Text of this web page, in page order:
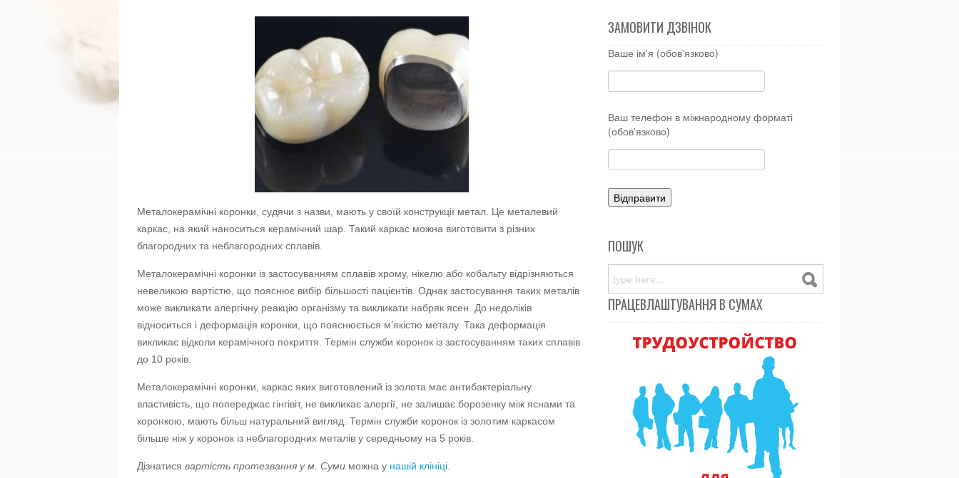
Металокерамічні коронки, судячи з назви, мають у своїй конструкції метал. Це металевий
каркас, на який наноситься керамічний шар. Такий каркас можна виготовити з різних
благородних та неблагородних сплавів.
Металокерамічні коронки із застосуванням сплавів хрому, нікелю або кобальту відрізняються
невеликою вартістю, що пояснює вибір більшості пацієнтів. Однак застосування таких металів
може викликати алергічну реакцію організму та викликати набряк ясен. До недоліків
відноситься і деформація коронки, що пояснюється м’якістю металу. Така деформація
викликає відколи керамічного покриття. Термін служби коронок із застосуванням таких сплавів
до 10 років.
Металокерамічні коронки, каркас яких виготовлений із золота має антибактеріальну
властивість, що попереджає гінгівіт, не викликає алергії, не залишає борозенку між яснами та
коронкою, мають більш натуральний вигляд. Термін служби коронок із золотим каркасом
більше ніж у коронок із неблагородних металів у середньому на 5 років.
Дізнатися вартість протезвання у м. Суми можна у нашій клініці.
ЗАМОВИТИ ДЗВІНОК
Ваше ім'я (обов'язково)
Ваш телефон в міжнародному форматі
(обов'язково)
ПОШУК
ПРАЦЕВЛАШТУВАННЯ В СУМАХ